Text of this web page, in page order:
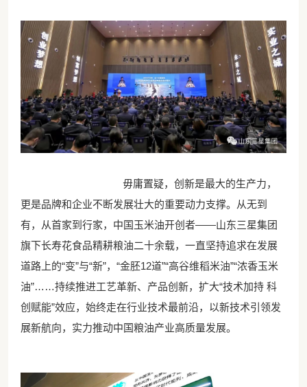
毋庸置疑，创新是最大的生产力，
更是品牌和企业不断发展壮大的重要动力支撑。从无到
有，从首家到行家，中国玉米油开创者——山东三星集团
旗下长寿花食品精耕粮油二十余载，一直坚持追求在发展
道路上的“变”与“新”，“金胚12道”“高谷维稻米油”“浓香玉米
油”……持续推进工艺革新、产品创新，扩大“技术加持 科
创赋能”效应，始终走在行业技术最前沿，以新技术引领发
展新航向，实力推动中国粮油产业高质量发展。